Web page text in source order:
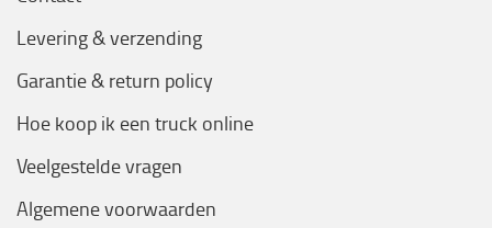
Levering & verzending
Garantie & return policy
Hoe koop ik een truck online
Veelgestelde vragen
Algemene voorwaarden